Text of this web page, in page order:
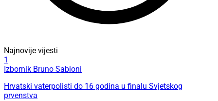
Najnovije vijesti
1
Izbornik Bruno Sabioni
Hrvatski vaterpolisti do 16 godina u finalu Svjetskog
prvenstva